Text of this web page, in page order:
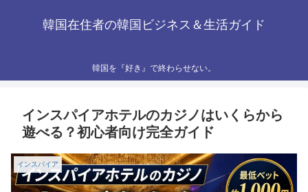
韓国在住者の韓国ビジネス＆生活ガイド
韓国を『好き』で終わらせない。
インスパイアホテルのカジノはいくらから
遊べる？初心者向け完全ガイド
インスパイア